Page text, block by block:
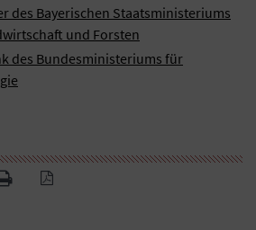
des Bayerischen Staatsministeriums
und Forsten
des Bundesministeriums für